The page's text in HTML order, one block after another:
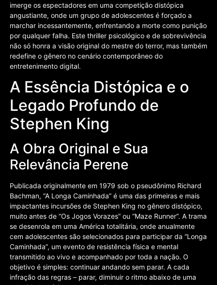
imerge os espectadores em uma competição distópica
angustiante, onde um grupo de adolescentes é forçado a
marchar incessantemente, enfrentando a morte como punição
por qualquer falha. Este thriller psicológico e de sobrevivência
não só honra a visão original do mestre do terror, mas também
redefine o gênero no cenário contemporâneo do
entretenimento digital.
A Essência Distópica e o
Legado Profundo de
Stephen King
A Obra Original e Sua
Relevância Perene
Publicada originalmente em 1979 sob o pseudônimo Richard
Bachman, “A Longa Caminhada” é uma das primeiras e mais
impactantes incursões de Stephen King no gênero distópico,
muito antes de “Os Jogos Vorazes” ou “Maze Runner”. A trama
se desenrola em uma América totalitária, onde anualmente
cem adolescentes são selecionados para participar da “Longa
Caminhada”, um evento de resistência física e mental
transmitido ao vivo e acompanhado por toda a nação. O
objetivo é simples: continuar andando sem parar. A cada
infração das regras – parar, diminuir o ritmo abaixo de uma